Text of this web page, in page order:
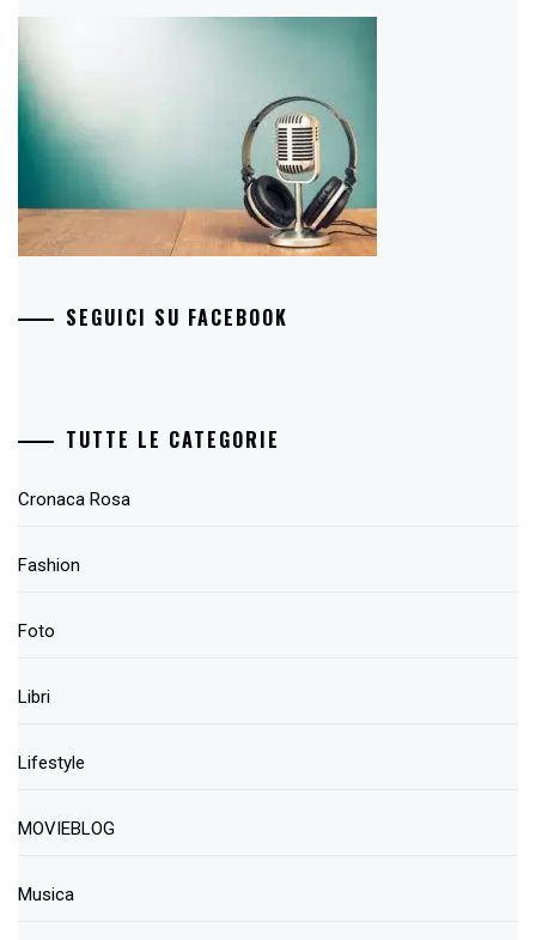
SEGUICI SU FACEBOOK
TUTTE LE CATEGORIE
Cronaca Rosa
Fashion
Foto
Libri
Lifestyle
MOVIEBLOG
Musica